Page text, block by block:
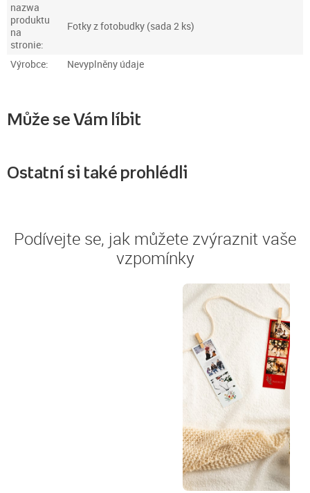
nazwa
produktu
na
stronie:
Fotky z fotobudky (sada 2 ks)
Výrobce: Nevyplněny údaje
Může se Vám líbit
Ostatní si také prohlédli
Podívejte se, jak můžete zvýraznit vaše
vzpomínky